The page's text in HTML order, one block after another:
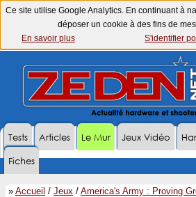
Ce site utilise Google Analytics. En continuant à
déposer un cookie à des fins de
En savoir plus
S'identifier
Tests Articles Le Mur Jeux Vidéo
Fiches
» Accueil / Jeux / America's Army : Proving